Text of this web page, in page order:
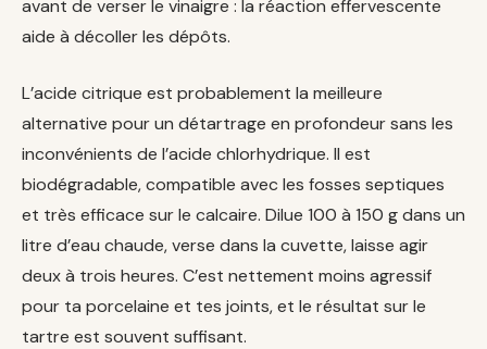
avant de verser le vinaigre : la réaction effervescente
aide à décoller les dépôts.
L’acide citrique est probablement la meilleure
alternative pour un détartrage en profondeur sans les
inconvénients de l’acide chlorhydrique. Il est
biodégradable, compatible avec les fosses septiques
et très efficace sur le calcaire. Dilue 100 à 150 g dans un
litre d’eau chaude, verse dans la cuvette, laisse agir
deux à trois heures. C’est nettement moins agressif
pour ta porcelaine et tes joints, et le résultat sur le
tartre est souvent suffisant.